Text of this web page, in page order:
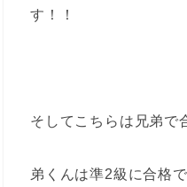
す！！
そしてこちらは兄弟で
弟くんは準2級に合格